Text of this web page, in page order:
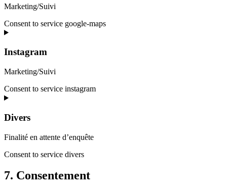
Marketing/Suivi
Consent to service google-maps
Instagram
Marketing/Suivi
Consent to service instagram
Divers
Finalité en attente d’enquête
Consent to service divers
7. Consentement